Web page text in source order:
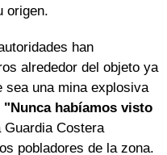
origen.
han
alrededor del objeto ya
sea una mina explosiva
"Nunca habíamos visto
Guardia Costera
pobladores de la zona.